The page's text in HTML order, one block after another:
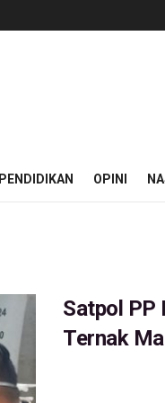
PENDIDIKAN OPINI
Satpol PP
Ternak